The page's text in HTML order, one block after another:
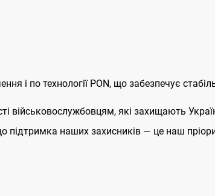
і по технології PON, що забезпечує
які захищають
наших захисників — це наш